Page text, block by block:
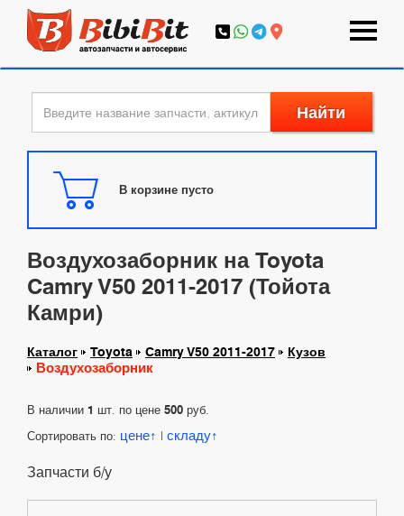
Найти
В корзине пусто
Воздухозаборник на Toyota
Camry V50 2011-2017 (Тойота
Камри)
Каталог Toyota Camry V50 2011-2017 Кузов
Воздухозаборник
В наличии 1 шт. по цене 500 руб.
Сортировать по: цене | складу
Запчасти б/у